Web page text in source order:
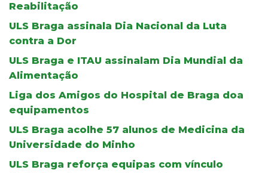
Reabilitação
ULS Braga assinala Dia Nacional da Luta
contra a Dor
ULS Braga e ITAU assinalam Dia Mundial da
Alimentação
Liga dos Amigos do Hospital de Braga doa
equipamentos
ULS Braga acolhe 57 alunos de Medicina da
Universidade do Minho
ULS Braga reforça equipas com vínculo